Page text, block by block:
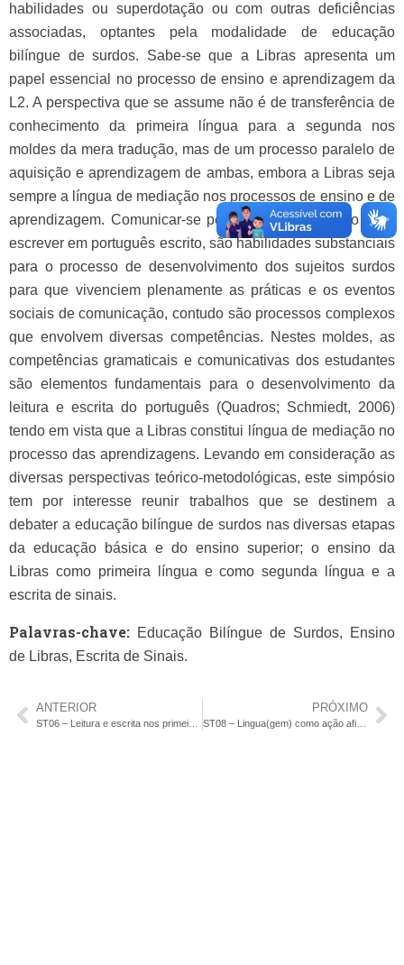
habilidades ou superdotação ou com outras deficiências
associadas, optantes pela modalidade de educação
bilíngue de surdos. Sabe-se que a Libras apresenta um
papel essencial no processo de ensino e aprendizagem da
L2. A perspectiva que se assume não é de transferência de
conhecimento da primeira língua para a segunda nos
moldes da mera tradução, mas de um processo paralelo de
aquisição e aprendizagem de ambas, embora a Libras seja
sempre a língua de mediação nos processos de ensino e de
aprendizagem. Comunicar-se pela Libras, bem como ler e
escrever em português escrito, são habilidades substanciais
para o processo de desenvolvimento dos sujeitos surdos
para que vivenciem plenamente as práticas e os eventos
sociais de comunicação, contudo são processos complexos
que envolvem diversas competências. Nestes moldes, as
competências gramaticais e comunicativas dos estudantes
são elementos fundamentais para o desenvolvimento da
leitura e escrita do português (Quadros; Schmiedt, 2006)
tendo em vista que a Libras constitui língua de mediação no
processo das aprendizagens. Levando em consideração as
diversas perspectivas teórico-metodológicas, este simpósio
tem por interesse reunir trabalhos que se destinem a
debater a educação bilíngue de surdos nas diversas etapas
da educação básica e do ensino superior; o ensino da
Libras como primeira língua e como segunda língua e a
escrita de sinais.
Palavras-chave: Educação Bilíngue de Surdos, Ensino
de Libras, Escrita de Sinais.
ANTERIOR PRÓXIMO
ST08 – Lingua(gem) como ação afirmativa na escola: contribuições da linguística aplicada para o ensino crítico de nossa língua materna, a Língua Portuguesa